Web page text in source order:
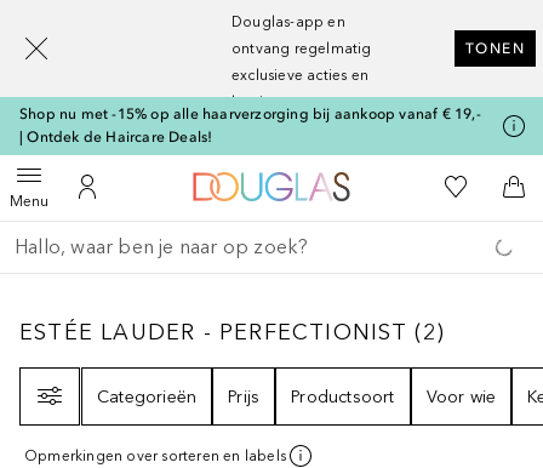
Douglas-app en
ontvang regelmatig
exclusieve acties en
kortingen
TONEN
Shop nu met -15% op alle haarverzorging bij aankoop vanaf € 19,-
| Ontdek de Haircare Deals!
MenuOpen menuNaar Mijn Account
Naar Douglas Home
Naar Mijn
Ga terug
Zoekopdracht uitvoeren
ESTÉE LAUDER - PERFECTIONIST2
ESTÉE LAUDER - PERFECTIONIST (2)
Categorieën
Prijs Productsoort Voor wie
Opmerkingen over sorteren en labels
[navigation.slideout.screenreader]